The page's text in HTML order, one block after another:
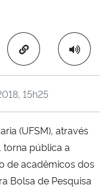
Copiar para área
15h25
(UFSM), através
torna pública a
de acadêmicos dos
Bolsa de Pesquisa